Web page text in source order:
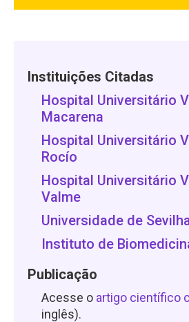
Instituições Citadas
Hospital Universitário
Macarena
Hospital Universitário
Rocío
Hospital Universitário
Valme
Universidade de
Instituto de
Publicação
Acesse o artigo científico
inglês).